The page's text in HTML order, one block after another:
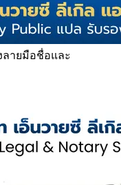
ายมือชื่อและ